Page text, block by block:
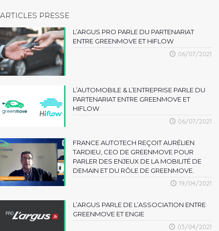
ARTICLES PRESSE
L’ARGUS PRO PARLE DU PARTENARIAT
ENTRE GREENMOVE ET HIFLOW
06/07/2021
L’AUTOMOBILE & L’ENTREPRISE PARLE DU
PARTENARIAT ENTRE GREENMOVE ET
HIFLOW
06/07/2021
FRANCE AUTOTECH REÇOIT AURÉLIEN
TARDIEU, CEO DE GREENMOVE POUR
PARLER DES ENJEUX DE LA MOBILITÉ DE
DEMAIN ET DU RÔLE DE GREENMOVE.
19/04/2021
L’ARGUS PARLE DE L’ASSOCIATION ENTRE
GREENMOVE ET ENGIE
03/04/2021